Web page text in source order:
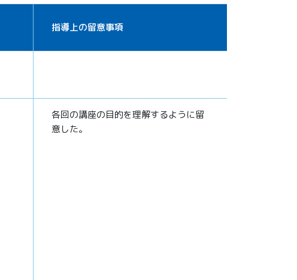
指導上の留意事項
各回の講座の目的を理解するように留
意した。